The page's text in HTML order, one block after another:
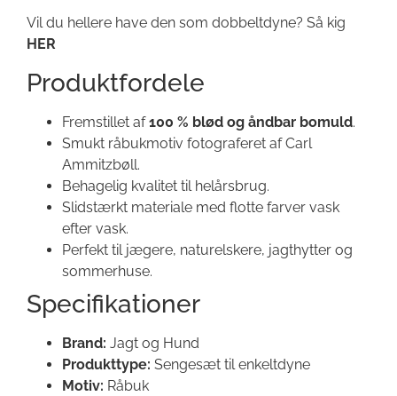
Vil du hellere have den som dobbeltdyne? Så kig
HER
Produktfordele
Fremstillet af100 % blød og åndbar bomuld.
Smukt råbukmotiv fotograferet af Carl
Ammitzbøll.
Behagelig kvalitet til helårsbrug.
Slidstærkt materiale med flotte farver vask
efter vask.
Perfekt til jægere, naturelskere, jagthytter og
sommerhuse.
Specifikationer
Brand: Jagt og Hund
Produkttype: Sengesæt til enkeltdyne
Motiv: Råbuk